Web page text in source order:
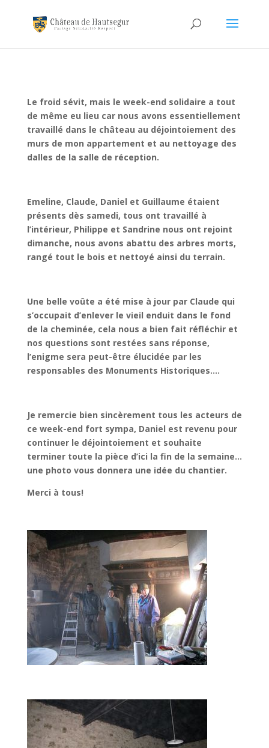
Le froid sévit, mais le week-end solidaire a tout
de même eu lieu car nous avons essentiellement
travaillé dans le château au déjointoiement des
murs de mon appartement et au nettoyage des
dalles de la salle de réception.
Emeline, Claude, Daniel et Guillaume étaient
présents dès samedi, tous ont travaillé à
l’intérieur, Philippe et Sandrine nous ont rejoint
dimanche, nous avons abattu des arbres morts,
rangé tout le bois et nettoyé ainsi du terrain.
Une belle voûte a été mise à jour par Claude qui
s’occupait d’enlever le vieil enduit dans le fond
de la cheminée, cela nous a bien fait réfléchir et
nos questions sont restées sans réponse,
l’enigme sera peut-être élucidée par les
responsables des Monuments Historiques….
Je remercie bien sincèrement tous les acteurs de
ce week-end fort sympa, Daniel est revenu pour
continuer le déjointoiement et souhaite
terminer toute la pièce d’ici la fin de la semaine…
une photo vous donnera une idée du chantier.
Merci à tous!